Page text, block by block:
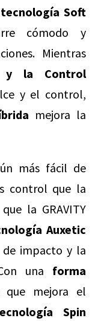
tecnología Soft
cómodo y
Mientras
y la Control
y el control,
mejora la
más fácil de
control que la
la GRAVITY
Auxetic
de impacto y la
una forma
que mejora el
Spin